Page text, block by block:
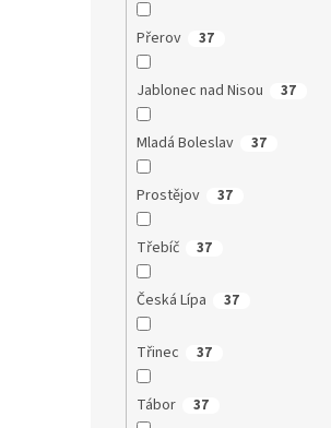
Přerov 37
Jablonec nad Nisou 37
Mladá Boleslav 37
Prostějov 37
Třebíč 37
Česká Lípa 37
Třinec 37
Tábor 37